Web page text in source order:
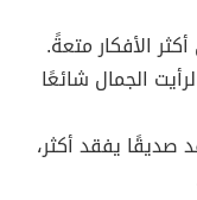
الأفكار متعةً.
الجمال شائعًا
صديقًا يفقد أكثر،